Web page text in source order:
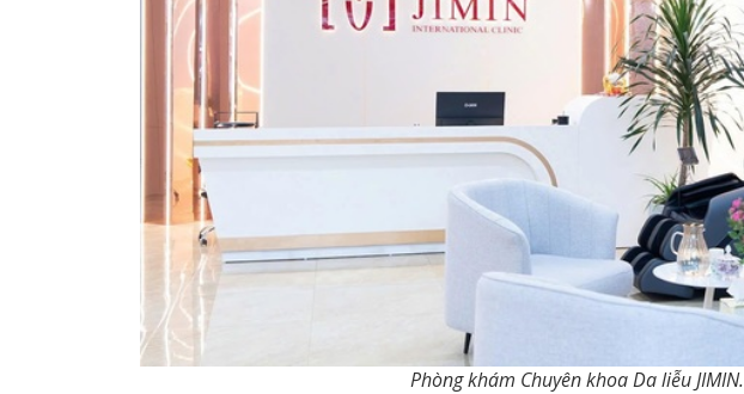
Phòng khám Chuyên khoa Da liễu JIMIN.